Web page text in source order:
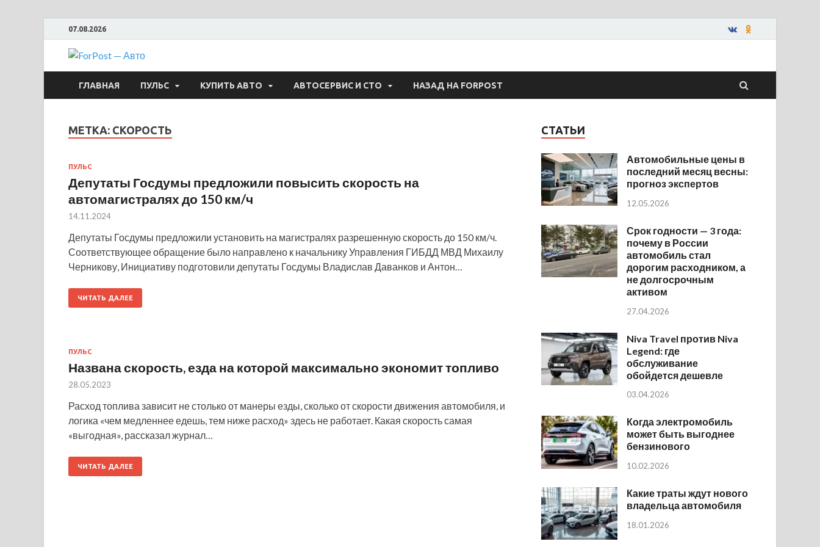
07.08.2026
ForPost — Авто
ГЛАВНАЯ ПУЛЬС КУПИТЬ АВТО АВТОСЕРВИС И СТО НАЗАД НА FORPOST
МЕТКА: СКОРОСТЬ
ПУЛЬС
Депутаты Госдумы предложили повысить скорость на
автомагистралях до 150 км/ч
14.11.2024
Депутаты Госдумы предложили установить на магистралях разрешенную скорость до 150 км/ч.
Соответствующее обращение было направлено к начальнику Управления ГИБДД МВД Михаилу
Черникову, Инициативу подготовили депутаты Госдумы Владислав Даванков и Антон…
ЧИТАТЬ ДАЛЕЕ
ПУЛЬС
Названа скорость, езда на которой максимально экономит топливо
28.05.2023
Расход топлива зависит не столько от манеры езды, сколько от скорости движения автомобиля, и
логика «чем медленнее едешь, тем ниже расход» здесь не работает. Какая скорость самая
«выгодная», рассказал журнал…
ЧИТАТЬ ДАЛЕЕ
СТАТЬИ
Автомобильные цены в
последний месяц весны:
прогноз экспертов
12.05.2026
Срок годности — 3 года:
почему в России
автомобиль стал
дорогим расходником, а
не долгосрочным
активом
27.04.2026
Niva Travel против Niva
Legend: где
обслуживание
обойдется дешевле
03.04.2026
Когда электромобиль
может быть выгоднее
бензинового
10.02.2026
Какие траты ждут нового
владельца автомобиля
18.01.2026